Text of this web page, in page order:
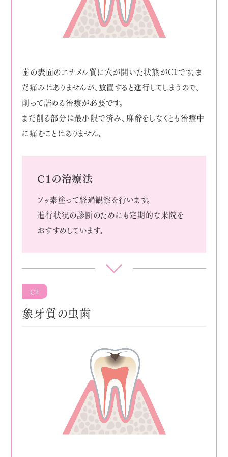
歯の表面のエナメル質に穴が開いた状態がC1です。ま
だ痛みはありませんが、放置すると進行してしまうので、
削って詰める治療が必要です。
まだ削る部分は最小限で済み、麻酔をしなくとも治療中
に痛むことはありません。
C1の治療法
フッ素塗って経過観察を行います。
進行状況の診断のためにも定期的な来院を
おすすめしています。
C2
象牙質の虫歯